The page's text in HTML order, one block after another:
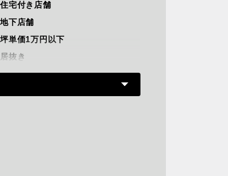
住宅付き店舗
地下店舗
坪単価1万円以下
居抜き
路面店